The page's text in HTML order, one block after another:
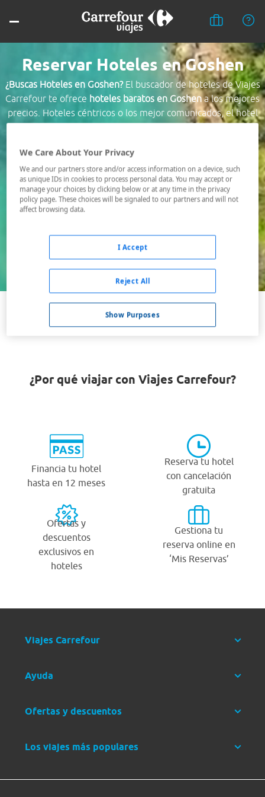
Reservar Hoteles en Goshen
¿Buscas Hoteles en Goshen?El buscador de hoteles de Viajes
Carrefour te ofrece hoteles baratos en Goshena los mejores
precios. Hoteles céntricos o los mejor comunicados, el hotel
que busques nosotros te lo encontramos al mejor precio.
Destino *
Fechas *
07/08/2026 - 08/08/2026
Buscar
VER TODOS LOS HOTELES BARATOS EN GOSHEN
¿Por qué viajar con Viajes Carrefour?
Financia tu hotel
hasta en 12 meses
Reserva tu hotel
con cancelación
gratuita
Ofertas y
descuentos
exclusivos en
hoteles
Gestiona tu
reserva online en
‘Mis Reservas’
Viajes Carrefour
Ayuda
Ofertas y descuentos
Los viajes más populares
We Care About Your Privacy
We and our partners store and/or access information on a device, such
as unique IDs in cookies to process personal data. You may accept or
manage your choices by clicking below or at any time in the privacy
policy page. These choices will be signaled to our partners and will not
affect browsing data.
Show Purposes
Reject All
I Accept